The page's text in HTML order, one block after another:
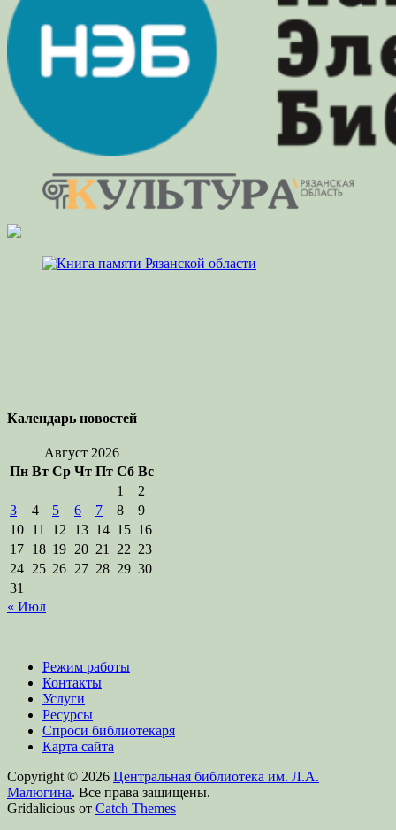
Календарь новостей
Август 2026
Пн Вт Ср Чт Пт Сб Вс
1
2
3
4 5 6 7 8
9
10 11 12 13 14 15 16
17 18 19 20 21 22 23
24 25 26 27 28 29 30
31
« Июл
Режим работы
Контакты
Услуги
Ресурсы
Спроси библиотекаря
Карта сайта
Copyright © 2026 Центральная библиотека им. Л.А.
Малюгина. Все права защищены.
Gridalicious от Catch Themes